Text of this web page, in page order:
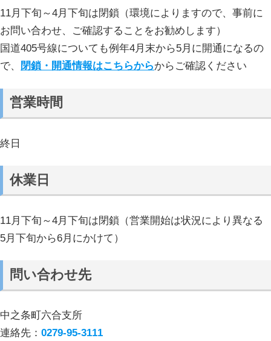
11月下旬～4月下旬は閉鎖（環境によりますので、事前に
お問い合わせ、ご確認することをお勧めします）
国道405号線についても例年4月末から5月に開通になるの
で、
閉鎖・開通情報はこちらからからご確認ください
営業時間
終日
休業日
11月下旬～4月下旬は閉鎖（営業開始は状況により異なる
5月下旬から6月にかけて）
問い合わせ先
中之条町六合支所
連絡先： 0279-95-3111